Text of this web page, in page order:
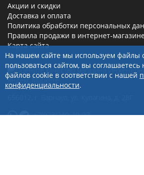
Акции и скидки
Доставка и оплата
Политика обработки персональных
Правила продажи в интернет-
Карта сайта
Личный кабинет
+7(923)249-40-97
На нашем сайте мы используем файлы
пользоваться сайтом, вы соглашаетесь
файлов cookie в соответствии с нашей
конфиденциальности.